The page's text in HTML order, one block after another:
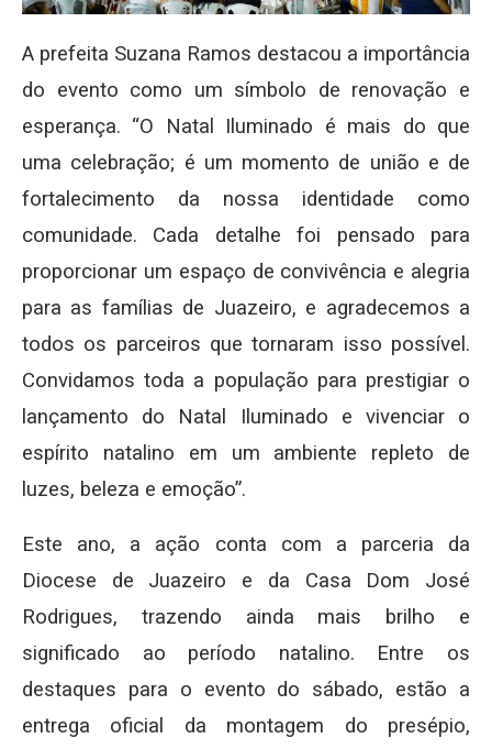
A prefeita Suzana Ramos destacou a importância
do evento como um símbolo de renovação e
esperança. “O Natal Iluminado é mais do que
uma celebração; é um momento de união e de
fortalecimento da nossa identidade como
comunidade. Cada detalhe foi pensado para
proporcionar um espaço de convivência e alegria
para as famílias de Juazeiro, e agradecemos a
todos os parceiros que tornaram isso possível.
Convidamos toda a população para prestigiar o
lançamento do Natal Iluminado e vivenciar o
espírito natalino em um ambiente repleto de
luzes, beleza e emoção”.
Este ano, a ação conta com a parceria da
Diocese de Juazeiro e da Casa Dom José
Rodrigues, trazendo ainda mais brilho e
significado ao período natalino. Entre os
destaques para o evento do sábado, estão a
entrega oficial da montagem do presépio,